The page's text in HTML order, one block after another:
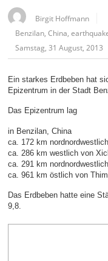
Birgit Hoffmann
Benzilan ,China ,
Samstag, 31 August, 2013
Ein starkes Erdbeben hat
Epizentrum in der Stadt
Das Epizentrum lag
in Benzilan, China
ca. 172 km
ca. 286 km westlich von
ca. 291 km
ca. 961 km östlich von
Das Erdbeben hatte eine
9,8.